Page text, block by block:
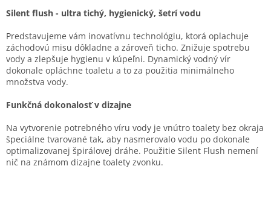
Silent flush - ultra tichý, hygienický, šetrí vodu
Predstavujeme vám inovatívnu technológiu, ktorá oplachuje
záchodovú misu dôkladne a zároveň ticho. Znižuje spotrebu
vody a zlepšuje hygienu v kúpeľni. Dynamický vodný vír
dokonale opláchne toaletu a to za použitia minimálneho
množstva vody.
Funkčná dokonalosť v dizajne
Na vytvorenie potrebného víru vody je vnútro toalety bez okraja
špeciálne tvarované tak, aby nasmerovalo vodu po dokonale
optimalizovanej špirálovej dráhe. Použitie Silent Flush nemení
nič na známom dizajne toalety zvonku.